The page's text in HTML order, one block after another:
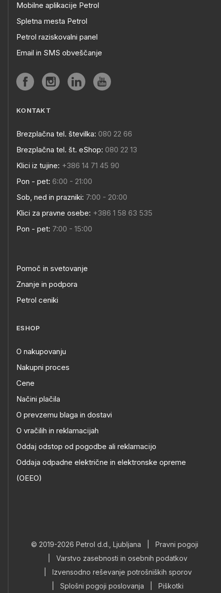
Mobilne aplikacije Petrol
Spletna mesta Petrol
Petrol raziskovalni panel
Email in SMS obveščanje
KONTAKT
Brezplačna tel. številka: 080 22 66
Brezplačna tel. št. eShop: 080 22 13
Klici iz tujine: +386 14 71 45 90
Pon - pet: 6:00 - 21:00
Sob, ned in prazniki: 7:00 - 20:00
Klici za pravne osebe: +386 1 58 63 535
Pon - pet: 7:00 - 15:00
Pomoč in svetovanje
Znanje in podpora
Petrol ceniki
ESHOP
O nakupovanju
Nakupni proces
Cene
Načini plačila
O prevzemu blaga in dostavi
O vračilih in reklamacijah
Oddaj odstop od pogodbe ali reklamacijo
Oddaja odpadne električne in elektronske opreme
(OEEO)
© 2019-2026 Petrol d.d., Ljubljana
Pravni pogoji
Varstvo zasebnosti in osebnih podatkov
Izvensodno reševanje potrošniških sporov
Splošni pogoji poslovanja Piškotki